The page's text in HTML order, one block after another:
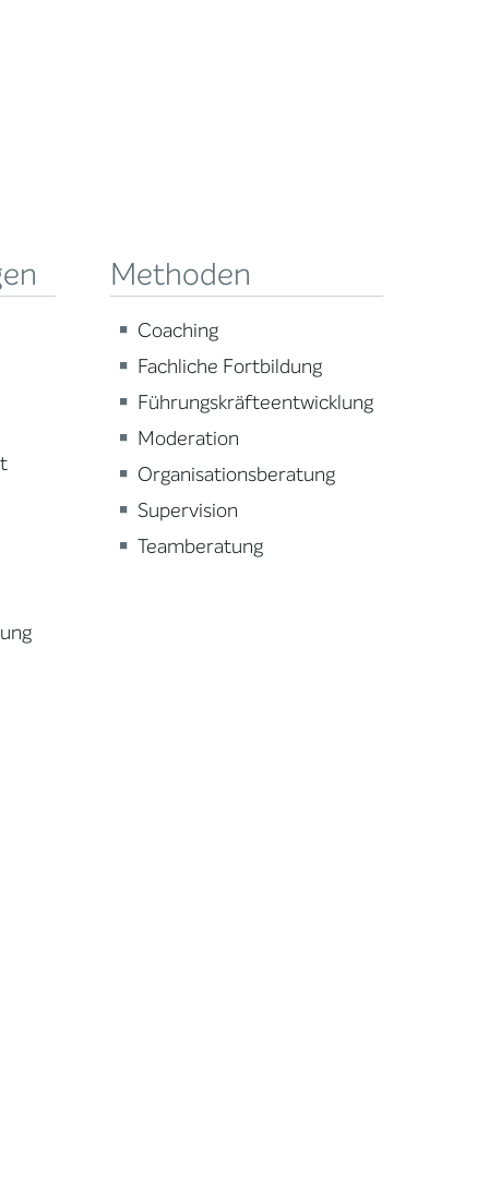
Methoden
Coaching
Fachliche Fortbildung
Führungskräfteentwicklung
Moderation
Organisationsberatung
Supervision
Teamberatung